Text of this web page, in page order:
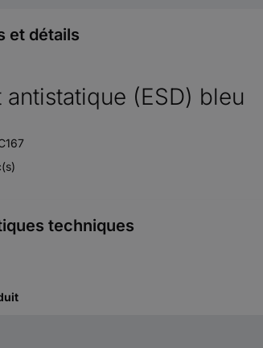
et détails
antistatique (ESD) bleu
techniques